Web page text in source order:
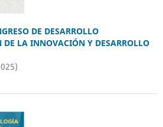
DE DESARROLLO
DE LA INNOVACIÓN Y DESARROLLO